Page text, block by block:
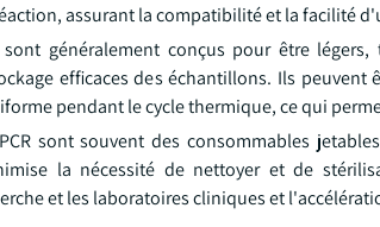
assurant la compatibilité et la facilité
généralement conçus pour être
efficaces des échantillons. Ils
pendant le cycle thermique, ce qui
sont souvent des consommables
la nécessité de nettoyer et de
et les laboratoires cliniques et